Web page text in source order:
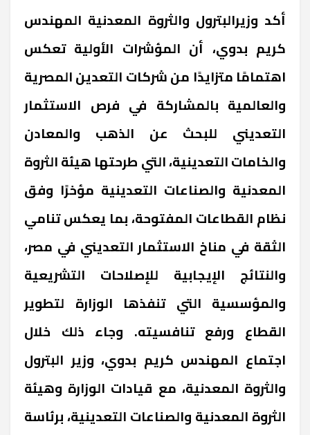
أكد وزيرالبترول والثروة المعدنية المهندس
كريم بدوي، أن المؤشرات الأولية تعكس
اهتمامًا متزايدًا من شركات التعدين المصرية
والعالمية بالمشاركة في فرص الاستثمار
التعديني للبحث عن الذهب والمعادن
والخامات التعدينية، التي طرحتها هيئة الثروة
المعدنية والصناعات التعدينية مؤخرًا وفق
نظام القطاعات المفتوحة، بما يعكس تنامي
الثقة في مناخ الاستثمار التعديني في مصر،
والنتائج الإيجابية للإصلاحات التشريعية
والمؤسسية التي تنفذها الوزارة لتطوير
القطاع ورفع تنافسيته. وجاء ذلك خلال
اجتماع المهندس كريم بدوي، وزير البترول
والثروة المعدنية، مع قيادات الوزارة وهيئة
الثروة المعدنية والصناعات التعدينية، برئاسة